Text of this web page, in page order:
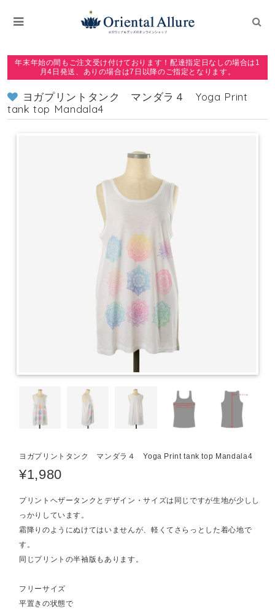
年末年始の間もご注文受け付けております！配達指定日なしの場合は1
月4日発送、ありの場合は7日以降のご指定となります。
ヨガプリントタンク マンダラ４ Yoga Print
tank top Mandala4
ヨガプリントタンク マンダラ４ Yoga Print tank top Mandala4
¥1,980
プリントヘザータンクとデザイン・サイズは同じですが生地が少しし
っかりしています。
霜降りのようにぬけてはいませんが、軽くてさらっとした着心地で
す。
同じプリントの半袖版もあります。
フリーサイズ
平置きの状態で